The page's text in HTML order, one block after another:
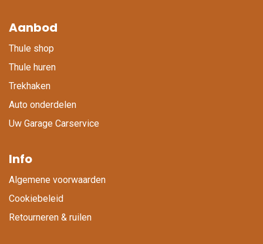
Aanbod
Thule shop
Thule huren
Trekhaken
Auto onderdelen
Uw Garage Carservice
Info
Algemene voorwaarden
Cookiebeleid
Retourneren & ruilen